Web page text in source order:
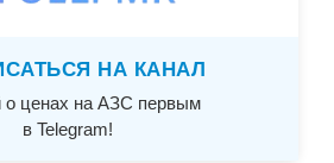
НА КАНАЛ
о ценах на АЗС первым
в Telegram!